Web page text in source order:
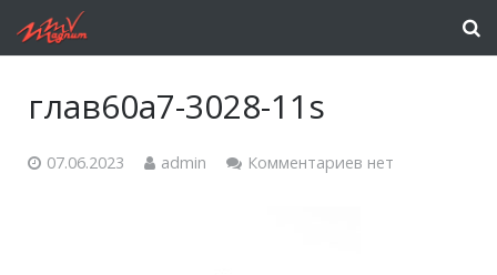
глав60a7-3028-11s
07.06.2023 admin Комментариев нет